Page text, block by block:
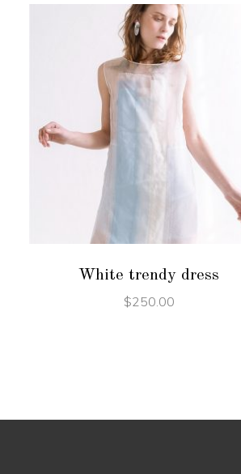
White trendy dress
$250.00